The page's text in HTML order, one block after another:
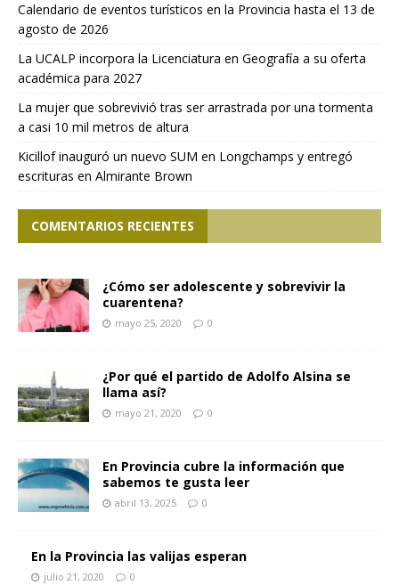
Calendario de eventos turísticos en la Provincia hasta el 13 de
agosto de 2026
La UCALP incorpora la Licenciatura en Geografía a su oferta
académica para 2027
La mujer que sobrevivió tras ser arrastrada por una tormenta
a casi 10 mil metros de altura
Kicillof inauguró un nuevo SUM en Longchamps y entregó
escrituras en Almirante Brown
COMENTARIOS RECIENTES
¿Cómo ser adolescente y sobrevivir la
cuarentena?
mayo 25, 2020 0
¿Por qué el partido de Adolfo Alsina se
llama así?
mayo 21, 2020 0
En Provincia cubre la información que
sabemos te gusta leer
abril 13, 2025 0
En la Provincia las valijas esperan
julio 21, 2020 0